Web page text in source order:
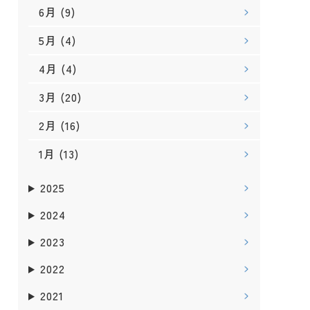
6月 (9)
5月 (4)
4月 (4)
3月 (20)
2月 (16)
1月 (13)
2025
2024
2023
2022
2021